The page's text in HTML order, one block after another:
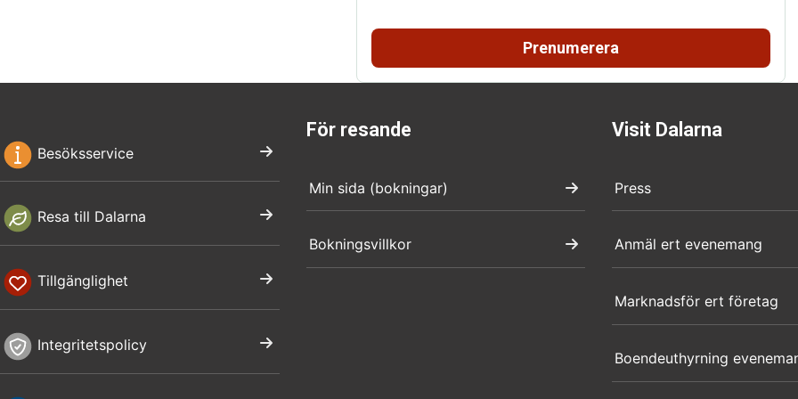
Prenumerera
Besöksservice
Resa till Dalarna
Tillgänglighet
Integritetspolicy
För resande
Min sida (bokningar)
Bokningsvillkor
Visit Dalarna
Press
Anmäl ert evenemang
Marknadsför ert företag
Boendeuthyrning